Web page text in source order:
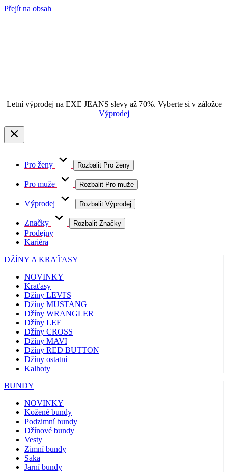
Přejít na obsah
Letní výprodej na EXE JEANS slevy až 70%. Vyberte si v záložce
Výprodej
Pro ženy Rozbalit Pro ženy
Pro muže Rozbalit Pro muže
Výprodej Rozbalit Výprodej
Značky Rozbalit Značky
Prodejny
Kariéra
DŽÍNY A KRAŤASY
NOVINKY
Kraťasy
Džíny LEVI'S
Džíny MUSTANG
Džíny WRANGLER
Džíny LEE
Džíny CROSS
Džíny MAVI
Džíny RED BUTTON
Džíny ostatní
Kalhoty
BUNDY
NOVINKY
Kožené bundy
Podzimní bundy
Džínové bundy
Vesty
Zimní bundy
Saka
Jarní bundy